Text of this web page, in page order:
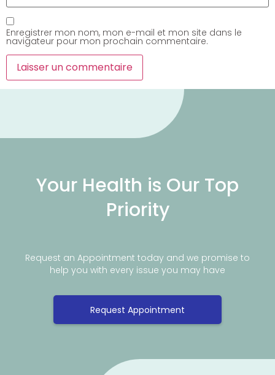
Enregistrer mon nom, mon e-mail et mon site dans le
navigateur pour mon prochain commentaire.
Your Health is Our Top
Priority
Request an Appointment today and we promise to
help you with every issue you may have
Request Appointment